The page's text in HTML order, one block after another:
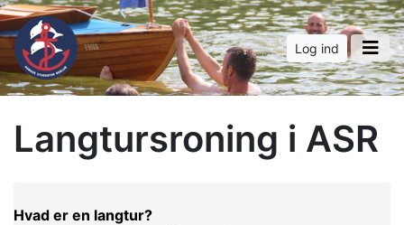
Log ind
Langtursroning i ASR
Hvad er en langtur?